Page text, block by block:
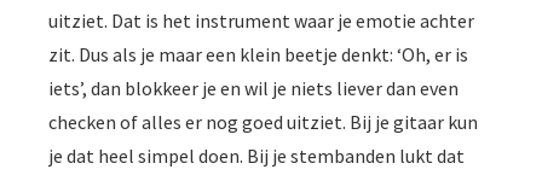
uitziet. Dat is het instrument waar je emotie achter
zit. Dus als je maar een klein beetje denkt: ‘Oh, er is
iets’, dan blokkeer je en wil je niets liever dan even
checken of alles er nog goed uitziet. Bij je gitaar kun
je dat heel simpel doen. Bij je stembanden lukt dat